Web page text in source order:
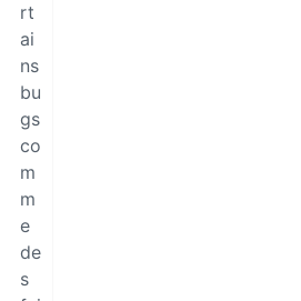
rt
ai
ns
bu
gs
co
m
m
e
de
s